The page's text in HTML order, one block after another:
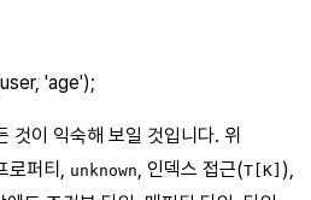
'age');
이 익숙해 보일 것입니다. 위
로퍼티, unknown , 인덱스 접근(T[K] ),